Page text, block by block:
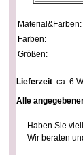
Material&Farben:
Farben:
Größen:
Lieferzeit: ca. 6
Alle
Haben Sie
Wir beraten